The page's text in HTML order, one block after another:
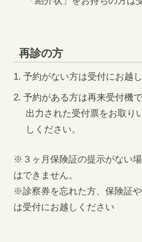
再診の方
予約がない方は受付にお越し
予約がある方は再来受付機
出力された受付票をお取り
しください。
※３ヶ月保険証の提示がない
はできません。
※診察券を忘れた方、保険証
は受付にお越しください